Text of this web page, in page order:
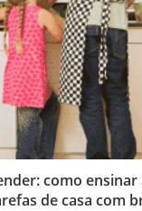
como ensinar
de casa com